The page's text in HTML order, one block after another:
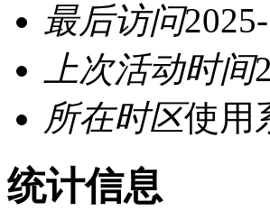
最后访问
上次活动时间
所在时区使用
统计信息